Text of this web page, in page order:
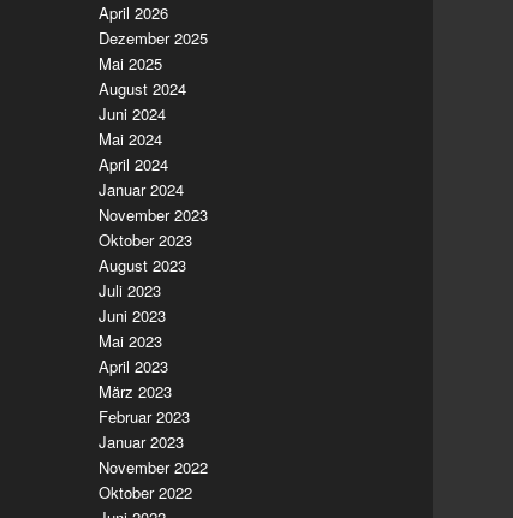
April 2026
Dezember 2025
Mai 2025
August 2024
Juni 2024
Mai 2024
April 2024
Januar 2024
November 2023
Oktober 2023
August 2023
Juli 2023
Juni 2023
Mai 2023
April 2023
März 2023
Februar 2023
Januar 2023
November 2022
Oktober 2022